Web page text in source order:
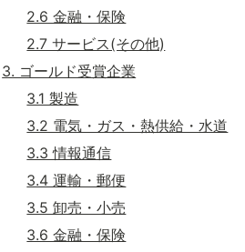
2.6 金融・保険
2.7 サービス(その他)
3. ゴールド受賞企業
3.1 製造
3.2 電気・ガス・熱供給・水道
3.3 情報通信
3.4 運輸・郵便
3.5 卸売・小売
3.6 金融・保険